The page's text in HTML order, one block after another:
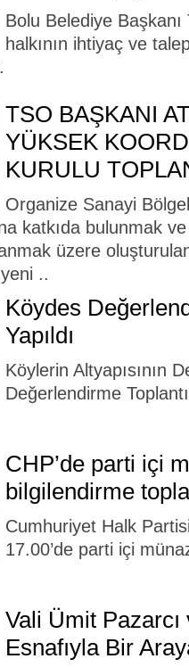
Bolu Belediye
halkının ihtiyaç ve
TSO BAŞKANI
YÜKSEK
KURULU
Organize Sanayi
katkıda bulunmak
üzere
..
Köydes
Yapıldı
Köylerin Altyapısının
Değerlendirme
CHP’de parti içi
bilgilendirme
Cumhuriyet Halk
17.00’de parti içi
Vali Ümit
Esnafıyla Bir